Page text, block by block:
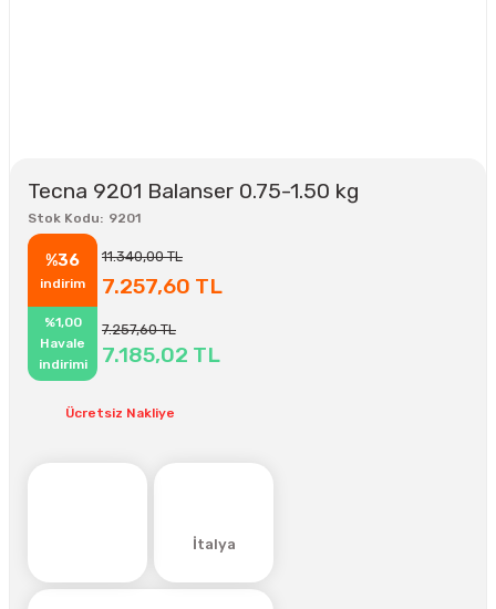
Tecna 9201 Balanser 0.75-1.50 kg
Stok Kodu 9201
%36
indirim
11.340,00 TL
7.257,60 TL
%1,00
Havale
indirimi
7.257,60 TL
7.185,02 TL
Ücretsiz Nakliye
İtalya